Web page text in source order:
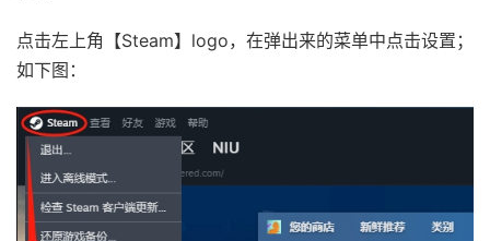
点击左上角【Steam】logo，在弹出来的菜单中点击设置；
如下图：